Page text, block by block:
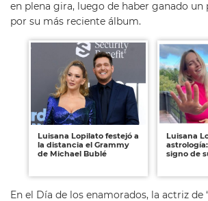
en plena gira, luego de haber ganado
por su más reciente álbum.
Luisana Lopilato festejó a
la distancia el Grammy
de Michael Bublé
Luisana
signo de
En el Día de los enamorados, la actriz de